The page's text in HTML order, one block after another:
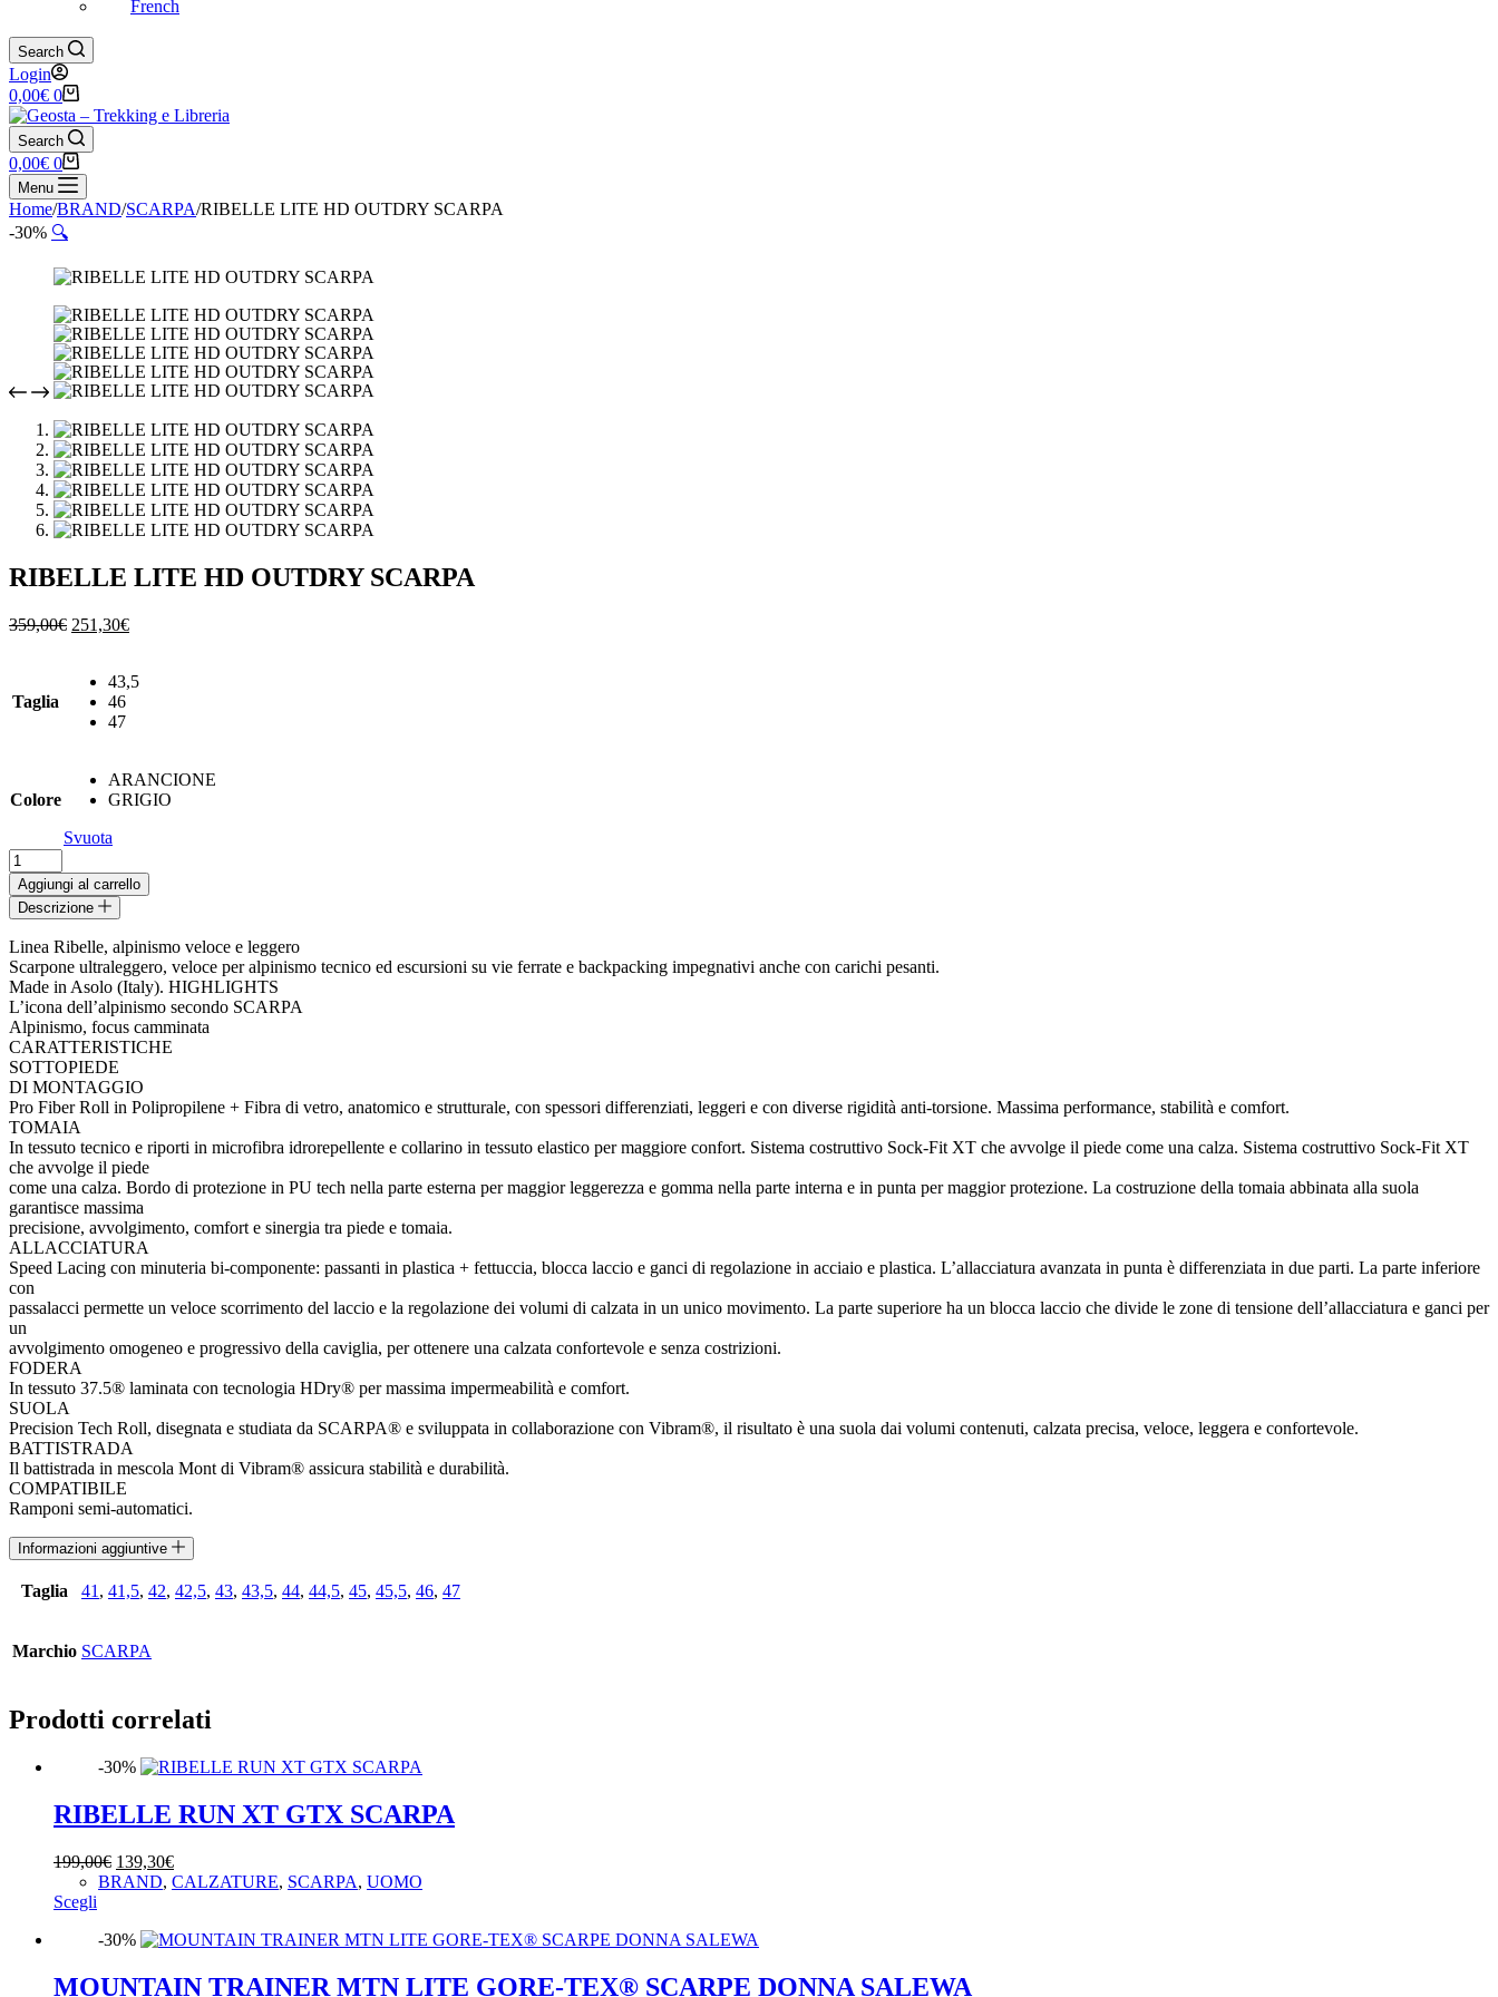
French
Search
Login
Carrello
0,00€ 0
Search
Carrello
0,00€ 0
Menu
Home/BRAND/SCARPA/RIBELLE LITE HD OUTDRY SCARPA
-30% 🔍
RIBELLE LITE HD OUTDRY SCARPA
359,00€ Il
era:
359,00€.
251,30€Il
è:
Taglia
43,5
46
47
Colore
ARANCIONE
GRIGIO
Svuota
RIBELLE
LITE
HD
OUTDRY
SCARPA
quantità
Aggiungi al carrello
Descrizione
Linea Ribelle, alpinismo veloce e leggero
Scarpone ultraleggero, veloce per alpinismo tecnico ed escursioni su vie ferrate e backpacking impegnativi anche con carichi pesanti.
Made in Asolo (Italy). HIGHLIGHTS
L’icona dell’alpinismo secondo SCARPA
Alpinismo, focus camminata
CARATTERISTICHE
SOTTOPIEDE
DI MONTAGGIO
Pro Fiber Roll in Polipropilene + Fibra di vetro, anatomico e strutturale, con spessori differenziati, leggeri e con diverse rigidità anti-torsione. Massima performance, stabilità e comfort.
TOMAIA
In tessuto tecnico e riporti in microfibra idrorepellente e collarino in tessuto elastico per maggiore confort. Sistema costruttivo Sock-Fit XT che avvolge il piede come una calza. Sistema costruttivo Sock-Fit XT
che avvolge il piede
come una calza. Bordo di protezione in PU tech nella parte esterna per maggior leggerezza e gomma nella parte interna e in punta per maggior protezione. La costruzione della tomaia abbinata alla suola
garantisce massima
precisione, avvolgimento, comfort e sinergia tra piede e tomaia.
ALLACCIATURA
Speed Lacing con minuteria bi-componente: passanti in plastica + fettuccia, blocca laccio e ganci di regolazione in acciaio e plastica. L’allacciatura avanzata in punta è differenziata in due parti. La parte inferiore
con
passalacci permette un veloce scorrimento del laccio e la regolazione dei volumi di calzata in un unico movimento. La parte superiore ha un blocca laccio che divide le zone di tensione dell’allacciatura e ganci per
un
avvolgimento omogeneo e progressivo della caviglia, per ottenere una calzata confortevole e senza costrizioni.
FODERA
In tessuto 37.5® laminata con tecnologia HDry® per massima impermeabilità e comfort.
SUOLA
Precision Tech Roll, disegnata e studiata da SCARPA® e sviluppata in collaborazione con Vibram®, il risultato è una suola dai volumi contenuti, calzata precisa, veloce, leggera e confortevole.
BATTISTRADA
Il battistrada in mescola Mont di Vibram® assicura stabilità e durabilità.
COMPATIBILE
Ramponi semi-automatici.
Informazioni aggiuntive
Taglia 41 , 41,5, 42, 42,5, 43, 43,5, 44, 44,5, 45, 45,5, 46, 47
Marchio SCARPA
Prodotti correlati
-30%
RIBELLE RUN XT GTX SCARPA
199,00€ Il
prezzo
199,00€.
139,30€Il
prezzo
139,30€.
BRAND, CALZATURE, SCARPA, UOMO
Scegli
ha
varianti.
-30%
MOUNTAIN TRAINER MTN LITE GORE-TEX® SCARPE DONNA SALEWA